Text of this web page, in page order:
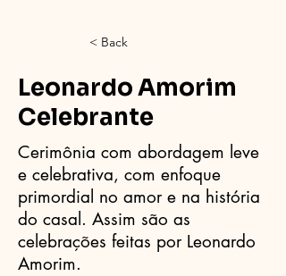
< Back
Leonardo Amorim
Celebrante
Cerimônia com abordagem leve
e celebrativa, com enfoque
primordial no amor e na história
do casal. Assim são as
celebrações feitas por Leonardo
Amorim.